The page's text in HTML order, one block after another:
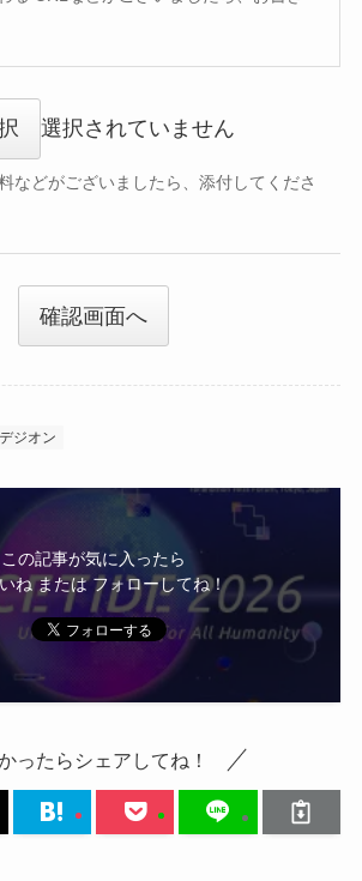
選択されていません
などがございましたら、添付してくださ
確認画面へ
デジオン
この記事が気に入ったら
ね または フォローしてね！
ったらシェアしてね！